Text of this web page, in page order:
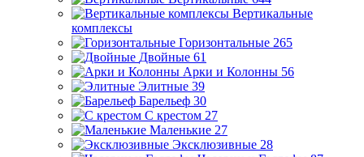
Вертикальные
комплексы
Горизонтальные 265
Двойные 61
Арки и Колонны 56
Элитные 39
Барельеф 30
С крестом 27
Маленькие 27
Эксклюзивные 28